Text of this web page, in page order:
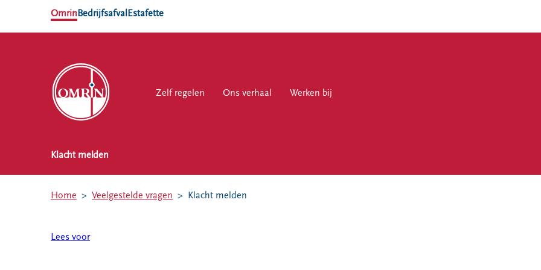
OmrinBedrijfsafval Estafette
Zelf regelen Ons verhaal Werken bij
Zelf regelen Ons verhaal Werken bij
EN
verhaal
Klacht melden
Home Veelgestelde vragen Klacht melden
Lees voor